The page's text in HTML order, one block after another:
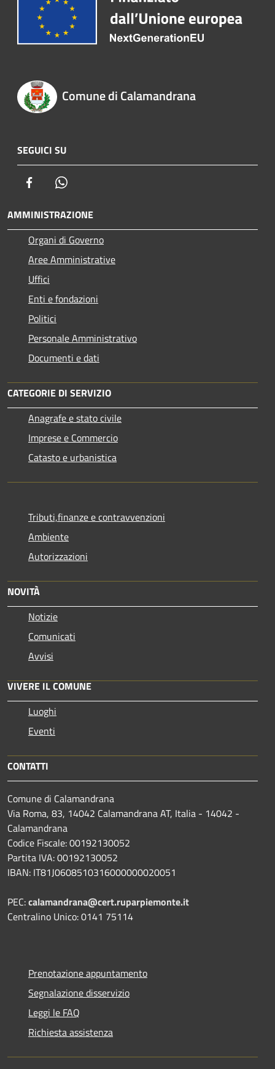
Comune di Calamandrana
SEGUICI SU
Facebook
AMMINISTRAZIONE
Organi di Governo
Aree Amministrative
Uffici
Enti e fondazioni
Politici
Personale Amministrativo
Documenti e dati
CATEGORIE DI SERVIZIO
Anagrafe e stato civile
Imprese e Commercio
Catasto e urbanistica
Tributi,finanze e contravvenzioni
Ambiente
Autorizzazioni
NOVITÀ
Notizie
Comunicati
Avvisi
VIVERE IL COMUNE
Luoghi
Eventi
CONTATTI
Comune di Calamandrana
Via Roma, 83, 14042 Calamandrana AT, Italia - 14042 -
Calamandrana
Codice Fiscale: 00192130052
Partita IVA: 00192130052
IBAN: IT81J0608510316000000020051
PEC:calamandrana@cert.ruparpiemonte.it
Centralino Unico: 0141 75114
Prenotazione appuntamento
Segnalazione disservizio
Leggi le FAQ
Richiesta assistenza